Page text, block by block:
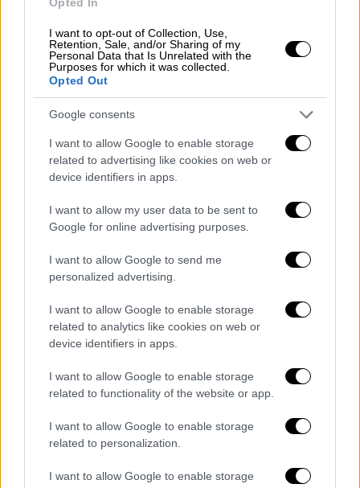
I want to opt-out of Collection, Use,
Retention, Sale, and/or Sharing of my
Personal Data that Is Unrelated with the
Purposes for which it was collected.
Opted Out
Google consents
I want to allow Google to enable storage
related to advertising like cookies on web or
device identifiers in apps.
I want to allow my user data to be sent to
Google for online advertising purposes.
I want to allow Google to send me
personalized advertising.
I want to allow Google to enable storage
related to analytics like cookies on web or
device identifiers in apps.
I want to allow Google to enable storage
related to functionality of the website or app.
I want to allow Google to enable storage
related to personalization.
I want to allow Google to enable storage
έναν δαντελένιο, αποκαλυπτικό κορσέ και
τον Πάπα Φραγκίσκονα φαίνεται ότι
πλησιάζει για να τη φιλήσει, καθώς τύλιγε
το ένα του χέρι γύρω από τη μέση της